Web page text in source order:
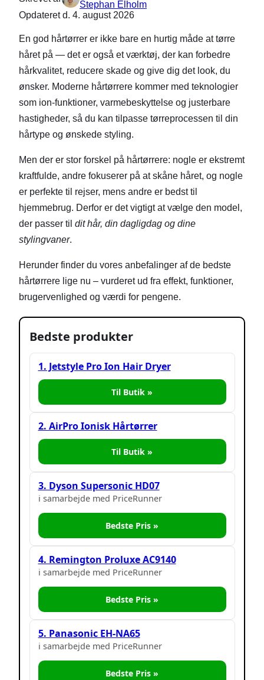
Stephan Elholm
Opdateret d. 4. august 2026
En god hårtørrer er ikke bare en hurtig måde at tørre
håret på — det er også et værktøj, der kan forbedre
hårkvalitet, reducere skade og give dig det look, du
ønsker. Moderne hårtørrere kommer med teknologier
som ion-funktioner, varmebeskyttelse og justerbare
hastigheder, så du kan tilpasse tørreprocessen til din
hårtype og ønskede styling.
Men der er stor forskel på hårtørrere: nogle er ekstremt
kraftfulde, andre fokuserer på at skåne håret, og nogle
er perfekte til rejser, mens andre er bedst til
hjemmebrug. Derfor er det vigtigt at vælge den model,
der passer til dit hår, din dagligdag og dine
stylingvaner.
Herunder finder du vores anbefalinger af de bedste
hårtørrere lige nu – vurderet ud fra effekt, funktioner,
brugervenlighed og værdi for pengene.
Bedste produkter
1. Jetstyle Pro Ion Hair Dryer
Til Butik »
2. AirPro Ionisk Hårtørrer
Til Butik »
3. Dyson Supersonic HD07
i samarbejde med PriceRunner
Bedste Pris »
4. Remington Proluxe AC9140
i samarbejde med PriceRunner
Bedste Pris »
5. Panasonic EH-NA65
i samarbejde med PriceRunner
Bedste Pris »